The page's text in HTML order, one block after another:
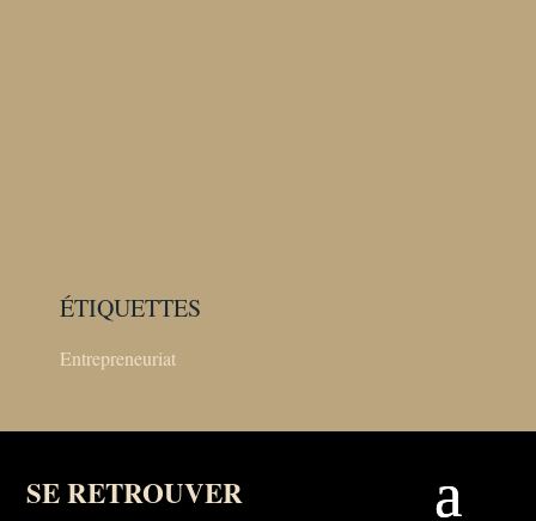
ÉTIQUETTES
Entrepreneuriat
SE RETROUVER